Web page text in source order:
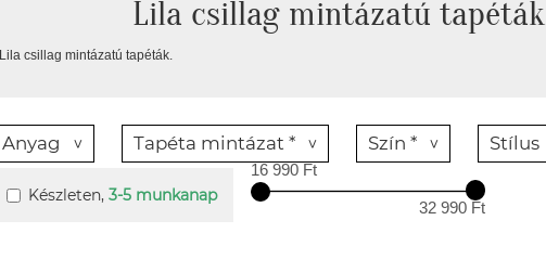
Lila csillag mintázatú tapéták
Lila csillag mintázatú tapéták.
Anyag Tapéta mintázat * Szín * Stílus
Készleten, 3-5 munkanap
16 990 Ft
32 990 Ft